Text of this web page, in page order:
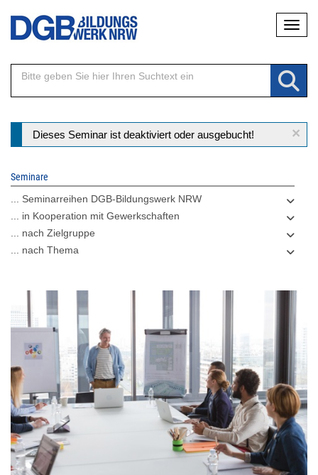
Direkt
Inhalt
×
Statusmeldung
Dieses Seminar ist deaktiviert oder ausgebucht!
Seminare
... Seminarreihen DGB-Bildungswerk NRW
... in Kooperation mit Gewerkschaften
... nach Zielgruppe
... nach Thema